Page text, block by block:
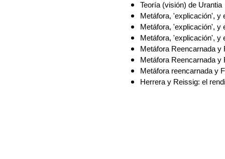
Teoría (visión) de Urantia
Metáfora, 'explicación', y
Metáfora, 'explicación', y
Metáfora, 'explicación', y
Metáfora Reencarnada y
Metáfora Reencarnada y
Metáfora reencarnada y
Herrera y Reissig: el